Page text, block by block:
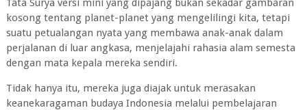
Tata Surya versi mini yang dipajang bukan sekadar gambaran
kosong tentang planet-planet yang mengelilingi kita, tetapi
suatu petualangan nyata yang membawa anak-anak dalam
perjalanan di luar angkasa, menjelajahi rahasia alam semesta
dengan mata kepala mereka sendiri.
Tidak hanya itu, mereka juga diajak untuk merasakan
keanekaragaman budaya Indonesia melalui pembelajaran